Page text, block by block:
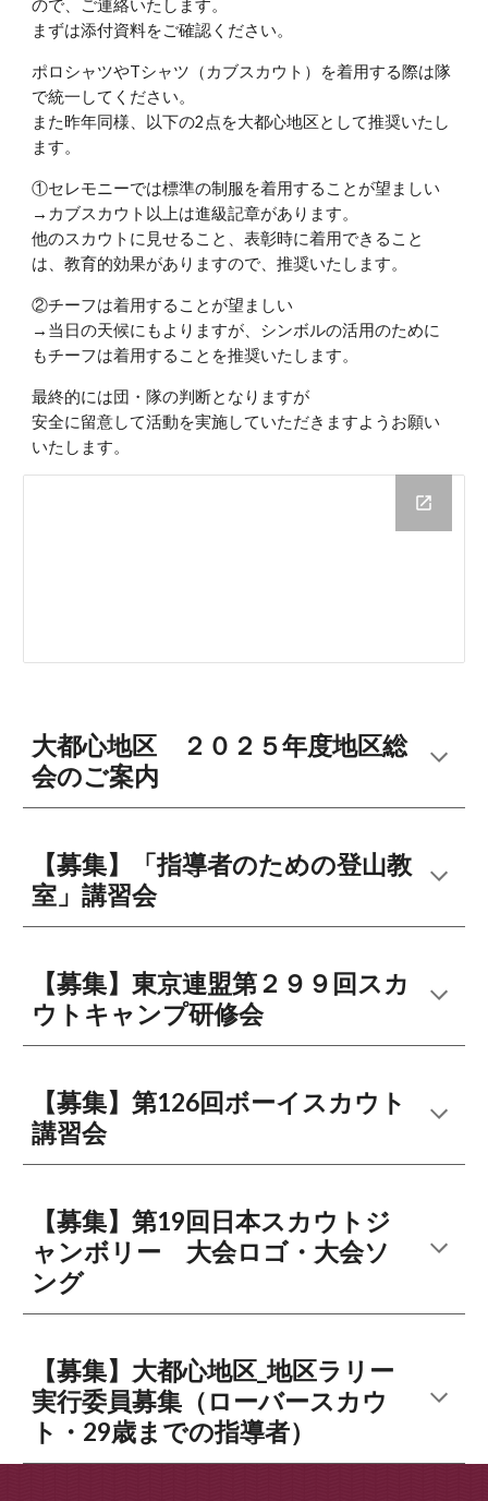
ので、ご連絡いたします。
まずは添付資料をご確認ください。
ポロシャツやTシャツ（カブスカウト）を着用する際は隊
で統一してください。
また昨年同様、以下の2点を大都心地区として推奨いたし
ます。
①セレモニーでは標準の制服を着用することが望ましい
→カブスカウト以上は進級記章があります。
他のスカウトに見せること、表彰時に着用できること
は、教育的効果がありますので、推奨いたします。
②チーフは着用することが望ましい
→当日の天候にもよりますが、シンボルの活用のために
もチーフは着用することを推奨いたします。
最終的には団・隊の判断となりますが
安全に留意して活動を実施していただきますようお願い
いたします。
大都心地区 ２０２５年度地区総
会のご案内
【募集】「指導者のための登山教
室」講習会
【募集】東京連盟第２９９回スカ
ウトキャンプ研修会
【募集】第126回ボーイスカウト
講習会
【募集】第19回日本スカウトジ
ャンボリー 大会ロゴ・大会ソ
ング
【募集】大都心地区_地区ラリー
実行委員募集（ローバースカウ
ト・29歳までの指導者）